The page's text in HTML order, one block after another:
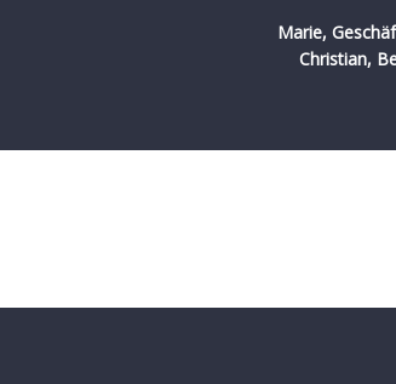
Marie,
Christian,